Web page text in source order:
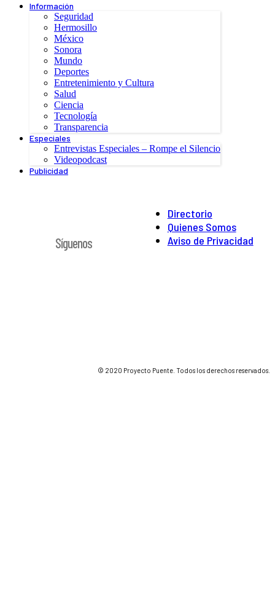
Información
Seguridad
Hermosillo
México
Sonora
Mundo
Deportes
Entretenimiento y Cultura
Salud
Ciencia
Tecnología
Transparencia
Especiales
Entrevistas Especiales – Rompe el Silencio
Videopodcast
Publicidad
Directorio
Quienes Somos
Aviso de Privacidad
Síguenos
© 2020 Proyecto Puente. Todos los derechos reservados.